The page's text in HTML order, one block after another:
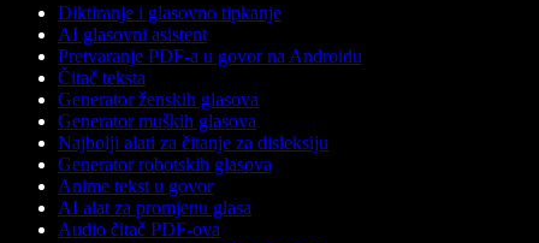
Diktiranje i glasovno tipkanje
AI glasovni asistent
Pretvaranje PDF-a u govor na Androidu
Čitač teksta
Generator ženskih glasova
Generator muških glasova
Najbolji alati za čitanje za disleksiju
Generator robotskih glasova
Anime tekst u govor
AI alat za promjenu glasa
Audio čitač PDF-ova